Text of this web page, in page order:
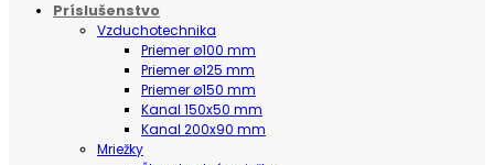
Príslušenstvo
Vzduchotechnika
Priemer ø100 mm
Priemer ø125 mm
Priemer ø150 mm
Kanal 150x50 mm
Kanal 200x90 mm
Mriežky